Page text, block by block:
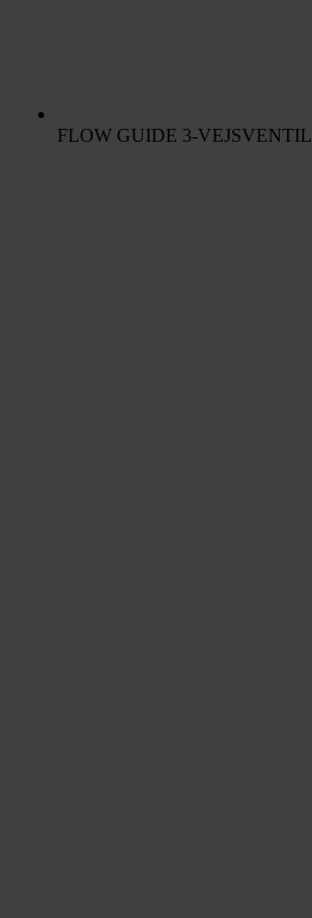
FLOW GUIDE 3-VEJSVENTIL